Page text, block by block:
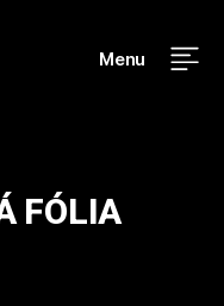
Menu
FÓLIA